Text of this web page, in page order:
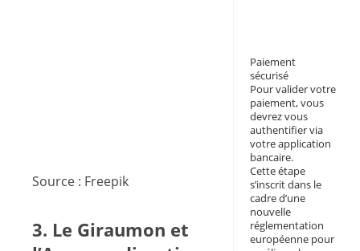
Source : Freepik
3. Le Giraumon et
Paiement
sécurisé
Pour valider votre
paiement, vous
devrez vous
authentifier via
votre application
bancaire.
Cette étape
s’inscrit dans le
cadre d’une
nouvelle
réglementation
européenne pour